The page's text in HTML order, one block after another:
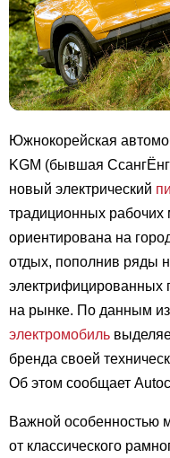
Южнокорейская
KGM (бывшая
новый электрический
традиционных
ориентирована на
отдых, пополнив ряды
электрифицированных
на рынке. По данным
электромобиль
бренда своей
Об этом сообщает
Важной особенностью
от классического